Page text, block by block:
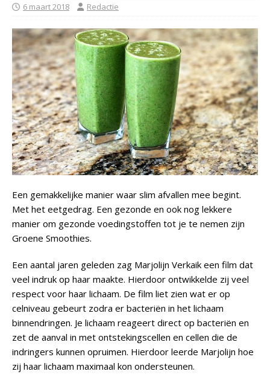
6 maart 2018 Redactie
Een gemakkelijke manier waar slim afvallen mee begint.
Met het eetgedrag. Een gezonde en ook nog lekkere
manier om gezonde voedingstoffen tot je te nemen zijn
Groene Smoothies.
Een aantal jaren geleden zag Marjolijn Verkaik een film dat
veel indruk op haar maakte. Hierdoor ontwikkelde zij veel
respect voor haar lichaam. De film liet zien wat er op
celniveau gebeurt zodra er bacteriën in het lichaam
binnendringen. Je lichaam reageert direct op bacteriën en
zet de aanval in met ontstekingscellen en cellen die de
indringers kunnen opruimen. Hierdoor leerde Marjolijn hoe
zij haar lichaam maximaal kon ondersteunen.